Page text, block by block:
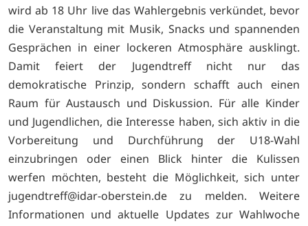
wird ab 18 Uhr live das Wahlergebnis verkündet, bevor
die Veranstaltung mit Musik, Snacks und spannenden
Gesprächen in einer lockeren Atmosphäre ausklingt.
Damit feiert der Jugendtreff nicht nur das
demokratische Prinzip, sondern schafft auch einen
Raum für Austausch und Diskussion. Für alle Kinder
und Jugendlichen, die Interesse haben, sich aktiv in die
Vorbereitung und Durchführung der U18-Wahl
einzubringen oder einen Blick hinter die Kulissen
werfen möchten, besteht die Möglichkeit, sich unter
jugendtreff@idar-oberstein.de zu melden. Weitere
Informationen und aktuelle Updates zur Wahlwoche